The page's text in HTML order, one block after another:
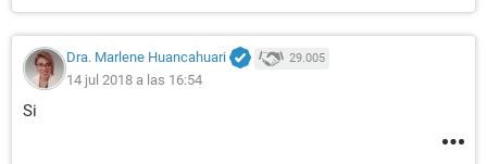
Dra. Marlene Huancahuari 29.005
14 jul 2018 a las 16:54
Si